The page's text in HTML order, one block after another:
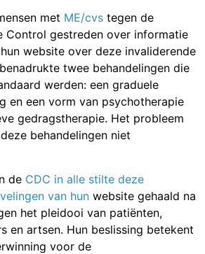
met ME/cvs tegen de
Control gestreden over informatie
website over deze invaliderende
twee behandelingen die
werden: een graduele
en een vorm van psychotherapie
gedragstherapie. Het probleem
behandelingen niet
de CDC in alle stilte deze
van hun website gehaald na
het pleidooi van patiënten,
en artsen. Hun beslissing betekent
voor de